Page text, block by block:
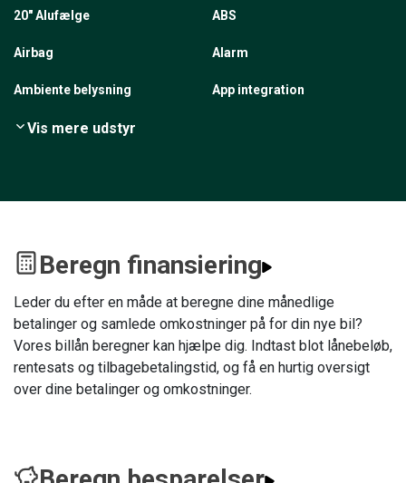
20" Alufælge ABS
Airbag Alarm
Ambiente belysning App integration
Vis mere udstyr
Beregn finansiering
Leder du efter en måde at beregne dine månedlige
betalinger og samlede omkostninger på for din nye bil?
Vores billån beregner kan hjælpe dig. Indtast blot lånebeløb,
rentesats og tilbagebetalingstid, og få en hurtig oversigt
over dine betalinger og omkostninger.